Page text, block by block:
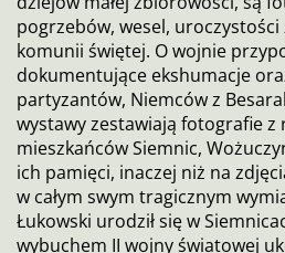
pogrzebów, wesel, uroczystości
komunii świętej. O wojnie
dokumentujące ekshumacje
partyzantów, Niemców z
wystawy zestawiają fotografie z
mieszkańców Siemnic,
ich pamięci, inaczej niż na
w całym swym tragicznym
Łukowski urodził się w
wybuchem II wojny światowej